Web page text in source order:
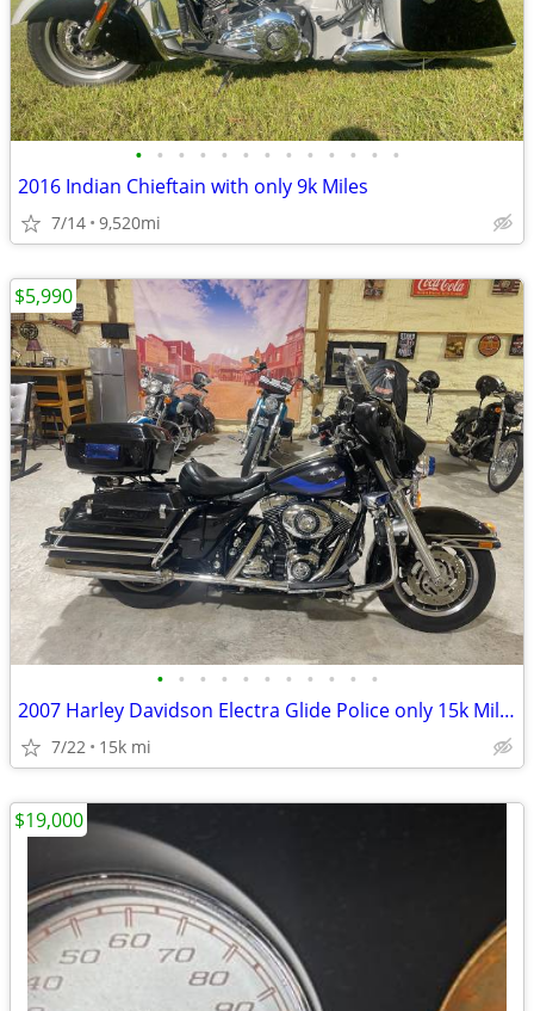
• • • • • • • • • • • • •
2016 Indian Chieftain with only 9k Miles
7/14 9,520mi
• • • • • • • • • • •
2007 Harley Davidson Electra Glide Police only 15k Miles
7/22 15k mi
$5,990
$19,000